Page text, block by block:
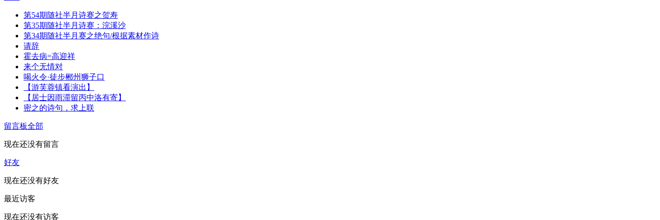
第54期随社半月诗赛之贺寿
第35期随社半月诗赛：浣溪沙
第34期随社半月赛之绝句/根据素材作诗
请辞
霍去病=高迎祥
来个无情对
喝火令·徒步郴州狮子口
【游芙蓉镇看演出】
【居士因雨滞留丙中洛有寄】
密之的诗句，求上联
留言板全部
现在还没有留言
好友
现在还没有好友
最近访客
现在还没有访客